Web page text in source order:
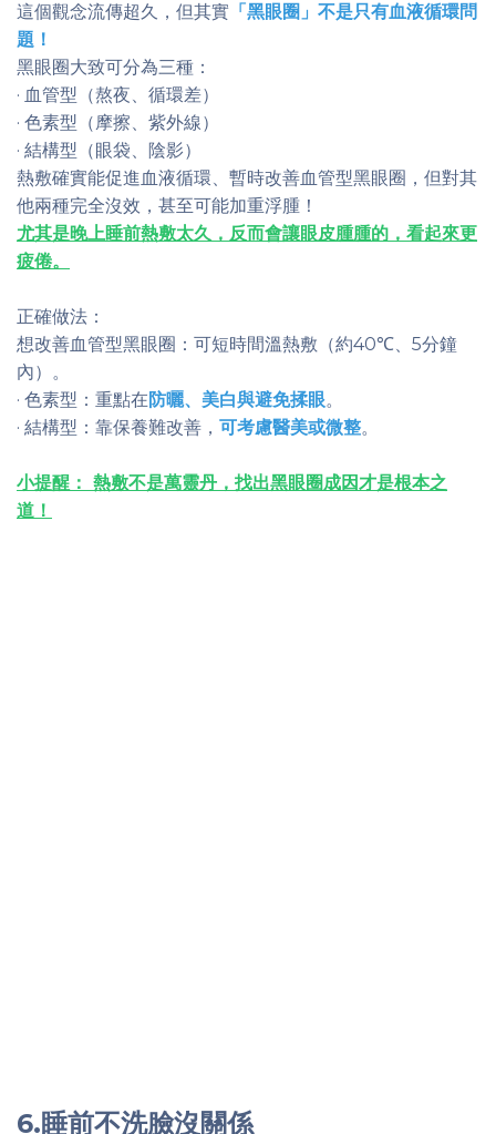
這個觀念流傳超久，但其實 「黑眼圈」不是只有血液循環問
題！
黑眼圈大致可分為三種：
· 血管型（熬夜、循環差）
· 色素型（摩擦、紫外線）
· 結構型（眼袋、陰影）
熱敷確實能促進血液循環、暫時改善血管型黑眼圈，但對其
他兩種完全沒效，甚至可能加重浮腫！
尤其是晚上睡前熱敷太久，反而會讓眼皮腫腫的，看起來更
疲倦。
正確做法：
想改善血管型黑眼圈：可短時間溫熱敷（約40℃、5分鐘
內）。
· 色素型：重點在 防曬、美白與避免揉眼。
· 結構型：靠保養難改善， 可考慮醫美或微整。
小提醒： 熱敷不是萬靈丹，找出黑眼圈成因才是根本之
道 ！
6.睡前不洗臉沒關係